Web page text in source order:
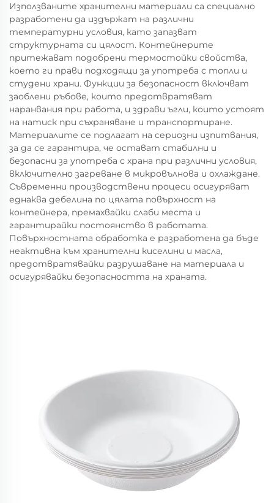
Използваните хранителни материали са специално
разработени да издържат на различни
температурни условия, като запазват
структурната си цялост. Контейнерите
притежават подобрени термостойки свойства,
което ги прави подходящи за употреба с топли и
студени храни. Функции за безопасност включват
заоблени ръбове, които предотвратяват
наранвания при работа, и здрави ъгли, които устоят
на натиск при съхраняване и транспортиране.
Материалите се подлагат на сериозни изпитвания,
за да се гарантира, че остават стабилни и
безопасни за употреба с храна при различни условия,
включително загреване в микровълнова и охлаждане.
Съвременни производствени процеси осигуряват
еднаква дебелина по цялата повърхност на
контейнера, премахвайки слаби места и
гарантирайки постоянство в работата.
Повърхностната обработка е разработена да бъде
неактивна към хранителни киселини и масла,
предотвратявайки разрушаване на материала и
осигурявайки безопасността на храната.